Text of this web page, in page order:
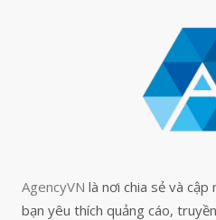
AgencyVN là nơi chia sẻ và
bạn yêu thích quảng cáo,